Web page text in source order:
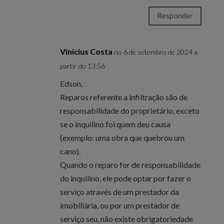
Responder
Vinicius Costa no 6 de setembro de 2024 a
partir do 13:56
Edson,
Reparos referente a infiltração são de
responsabilidade do proprietário, exceto
se o inquilino foi quem deu causa
(exemplo: uma obra que quebrou um
cano).
Quando o reparo for de responsabilidade
do inquilino, ele pode optar por fazer o
serviço através de um prestador da
imobiliária, ou por um prestador de
serviço seu, não existe obrigatoriedade